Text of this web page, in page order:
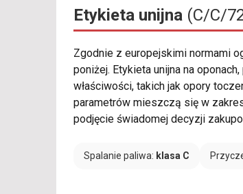
Etykieta unijna (C/C/
Zgodnie z europejskimi normami
poniżej. Etykieta unijna na
właściwości, takich jak opory
parametrów mieszczą się w
podjęcie świadomej decyzji
Spalanie paliwa: klasa C